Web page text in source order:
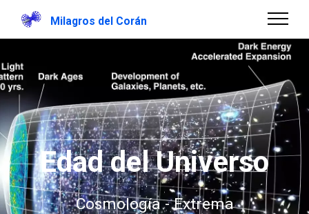
Milagros del Corán
Edad del Universo
Cosmología - Extrema